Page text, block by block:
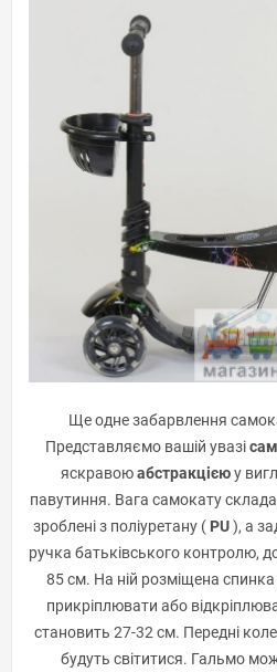
Ще одне забарвлення
Представляємо вашій увазі
яскравоюабстракцієюу
павутиння. Вага самокату
зроблені з поліуретану ( PU), а
ручка батьківського контролю,
85 см. На ній розміщена
прикріплювати або
становить 27-32 см. Передні
будуть світитися. Гальмо